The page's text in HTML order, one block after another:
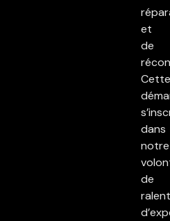
et
de
Cette
dans
notre
de